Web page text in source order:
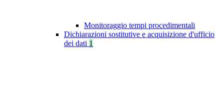
Monitoraggio tempi procedimentali
Dichiarazioni sostitutive e acquisizione d'ufficio
dei dati 1